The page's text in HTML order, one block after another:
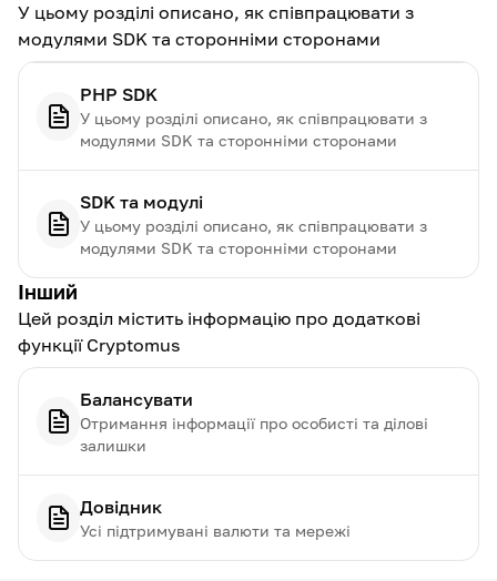
У цьому розділі описано, як співпрацювати з
модулями SDK та сторонніми сторонами
PHP SDK
У цьому розділі описано, як співпрацювати з
модулями SDK та сторонніми сторонами
SDK та модулі
У цьому розділі описано, як співпрацювати з
модулями SDK та сторонніми сторонами
Інший
Цей розділ містить інформацію про додаткові
функції Cryptomus
Балансувати
Отримання інформації про особисті та ділові
залишки
Довідник
Усі підтримувані валюти та мережі